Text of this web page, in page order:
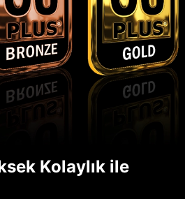
Kolaylık ile